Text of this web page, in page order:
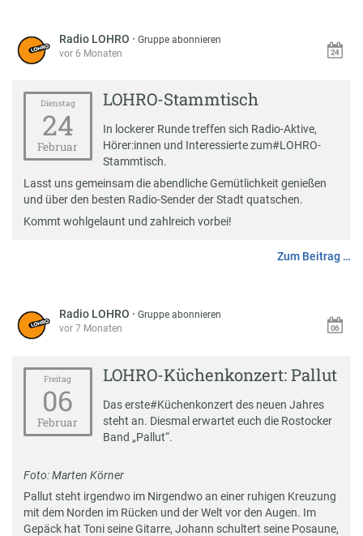
Radio LOHRO ·Gruppe abonnieren
vor 6 Monaten
Dienstag
24
Februar
LOHRO-Stammtisch
In lockerer Runde treffen sich Radio-Aktive,
Hörer:innen und Interessierte zum#LOHRO-
Stammtisch.
Lasst uns gemeinsam die abendliche Gemütlichkeit genießen
und über den besten Radio-Sender der Stadt quatschen.
Kommt wohlgelaunt und zahlreich vorbei!
Zum Beitrag …
Radio LOHRO ·Gruppe abonnieren
vor 7 Monaten
Freitag
06
Februar
LOHRO-Küchenkonzert: Pallut
Das erste#Küchenkonzert des neuen Jahres
steht an. Diesmal erwartet euch die Rostocker
Band „Pallut“.
Foto: Marten Körner
Pallut steht irgendwo im Nirgendwo an einer ruhigen Kreuzung
mit dem Norden im Rücken und der Welt vor den Augen. Im
Gepäck hat Toni seine Gitarre, Johann schultert seine Posaune,